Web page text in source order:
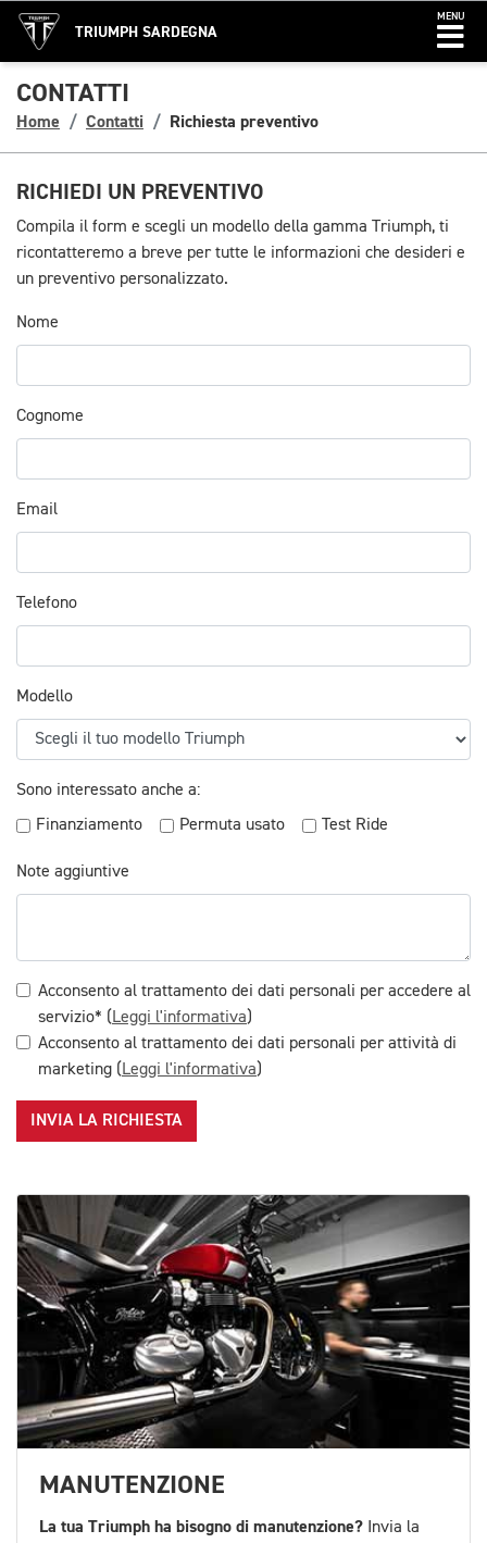
TRIUMPH SARDEGNA
MENU
CONTATTI
Home Contatti Richiesta preventivo
RICHIEDI UN PREVENTIVO
Compila il form e scegli un modello della gamma Triumph, ti
ricontatteremo a breve per tutte le informazioni che desideri e
un preventivo personalizzato.
Nome
Cognome
Email
Telefono
Modello
Sono interessato anche a:
Finanziamento
Permuta usato Test Ride
Note aggiuntive
Acconsento al trattamento dei dati personali per accedere al
servizio* (Leggi l'informativa)
Acconsento al trattamento dei dati personali per attività di
marketing (Leggi l'informativa)
INVIA LA RICHIESTA
MANUTENZIONE
La tua Triumph ha bisogno di manutenzione? Invia la